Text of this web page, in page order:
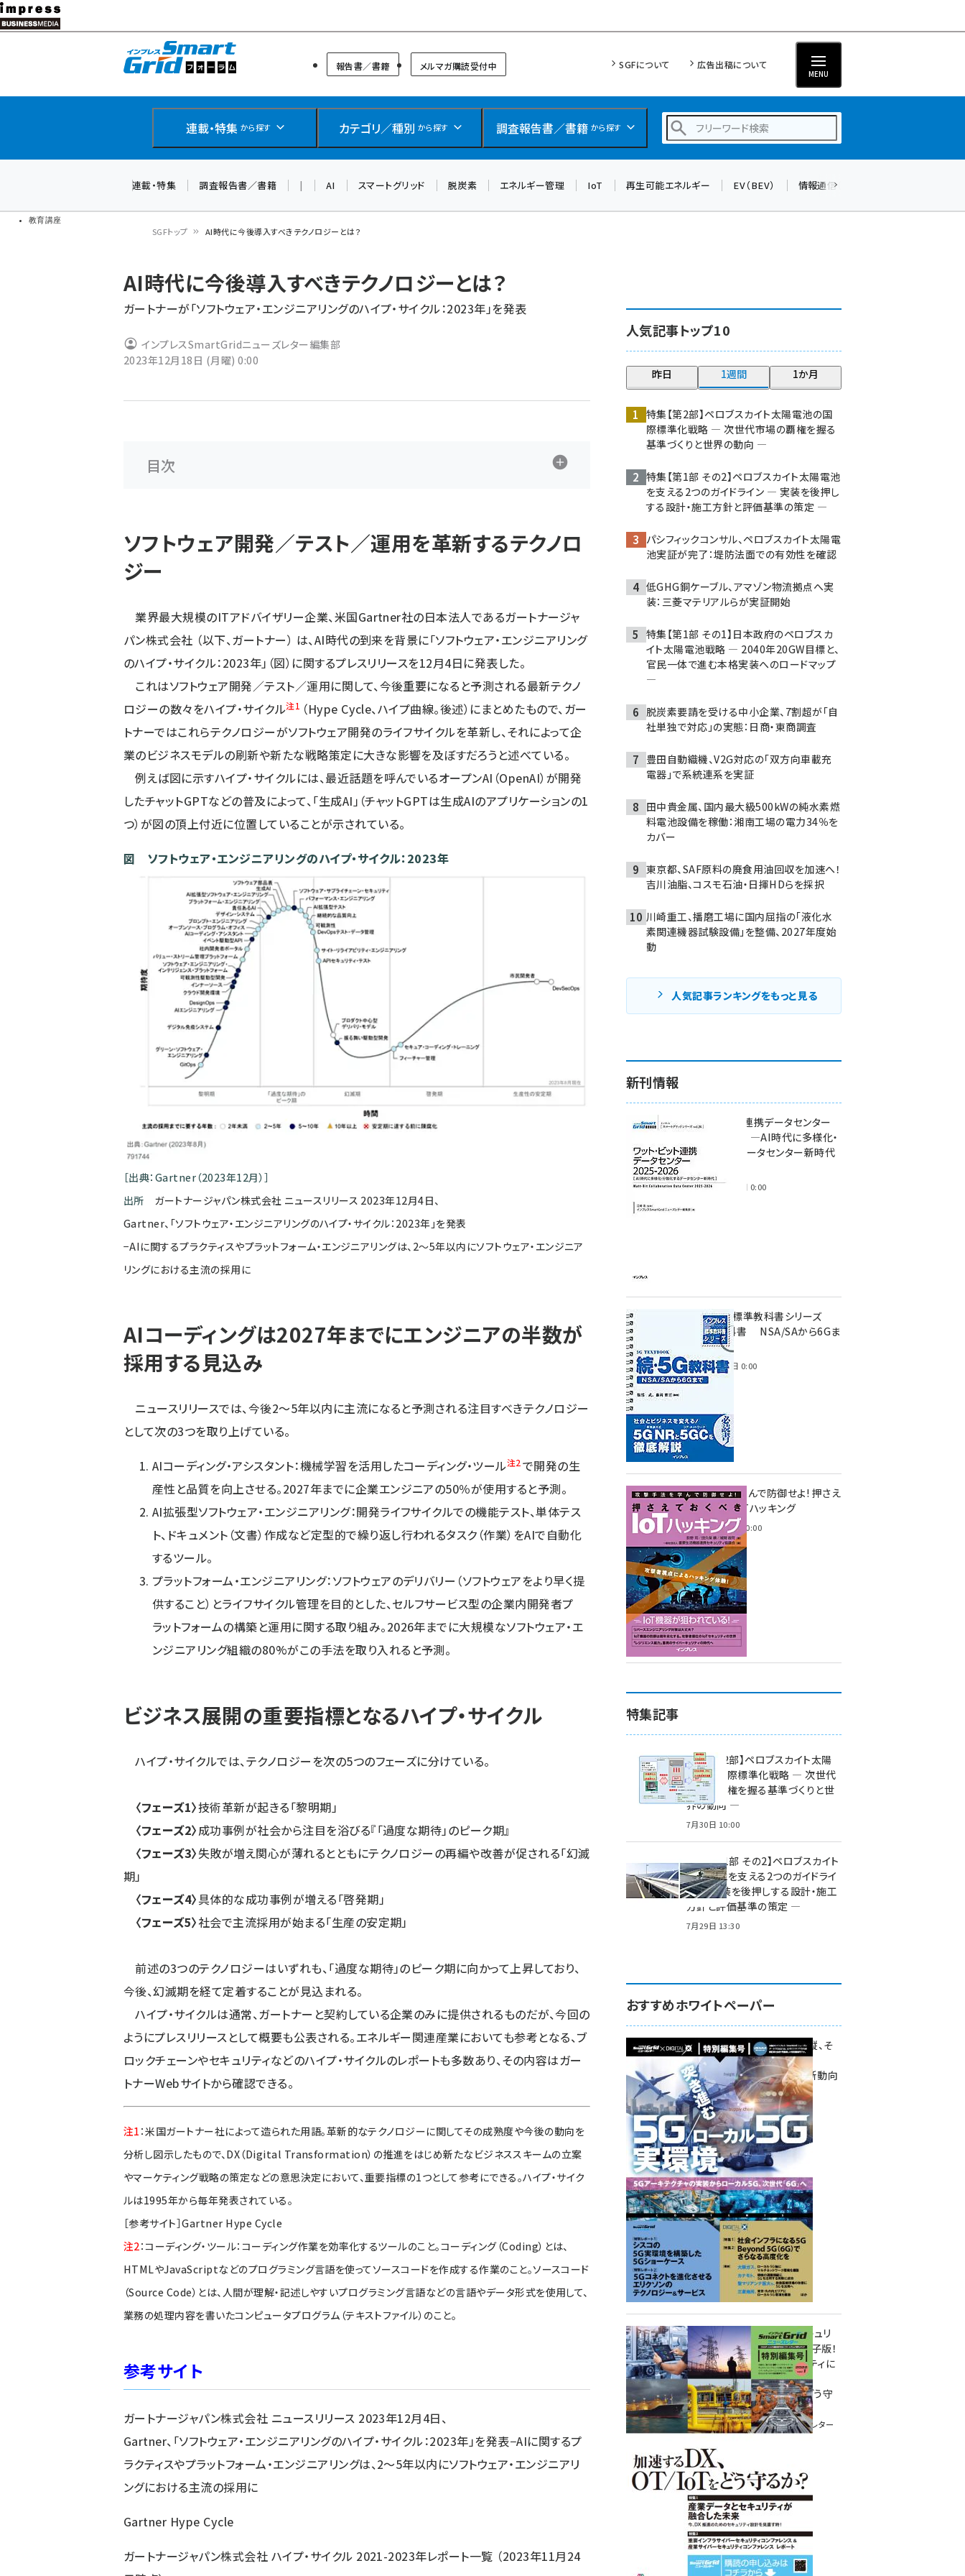
メ
イ
教育講座
スマートグリッドフォーラム
報告書／書籍 メルマガ購読受付中 SGFについて 広告出稿について
MENU
連載・特集 から探す カテゴリ／種別 から探す 調査報告書／書籍 から探す
ngn (275)
大串 (216)
aitras (180)
タンデム (145)
連載・特集 調査報告書／書籍 | AI スマートグリッド 脱炭素 エネルギー管理 IoT 再生可能エネルギー EV（BEV） 情報通信（ICT）
ン
く
ず
SGFトップ AI時代に今後導入すべきテクノロジーとは？
AI時代に今後導入すべきテクノロジーとは？
ガートナーが「ソフトウェア・エンジニアリングのハイプ・サイクル：2023年」を発表
インプレスSmartGridニューズレター編集部
2023年12月18日 (月曜) 0:00
目次
ソフトウェア開発／テスト／運用を革新するテクノロ
ジー
業界最大規模のITアドバイザリー企業、米国Gartner社の日本法人であるガートナージャ
パン株式会社 （以下、ガートナー） は、AI時代の到来を背景に「ソフトウェア・エンジニアリング
のハイプ・サイクル：2023年」（図）に関するプレスリリースを12月4日に発表した。
これはソフトウェア開発／テスト／運用に関して、今後重要になると予測される最新テクノ
ロジーの数々をハイプ・サイクル注1 （Hype Cycle、ハイプ曲線。後述）にまとめたもので、ガー
トナーではこれらテクノロジーがソフトウェア開発のライフサイクルを革新し、それによって企
業のビジネスモデルの刷新や新たな戦略策定に大きな影響を及ぼすだろうと述べている。
例えば図に示すハイプ・サイクルには、最近話題を呼んでいるオープンAI（OpenAI）が開発
したチャットGPTなどの普及によって、「生成AI」（チャットGPTは生成AIのアプリケーションの1
つ）が図の頂上付近に位置していることが示されている。
図 ソフトウェア・エンジニアリングのハイプ・サイクル：2023年
［出典：Gartner（2023年12月）］
出所 ガートナージャパン株式会社 ニュースリリース 2023年12月4日、
Gartner、「ソフトウェア・エンジニアリングのハイプ・サイクル：2023年」を発表
−AIに関するプラクティスやプラットフォーム・エンジニアリングは、2〜5年以内にソフトウェア・エンジニア
リングにおける主流の採用に
AIコーディングは2027年までにエンジニアの半数が
採用する見込み
ニュースリリースでは、今後2〜5年以内に主流になると予測される注目すべきテクノロジー
として次の3つを取り上げている。
AIコーディング・アシスタント：機械学習を活用したコーディング・ツール注2 で開発の生
産性と品質を向上させる。2027年までに企業エンジニアの50％が使用すると予測。
AI拡張型ソフトウェア・エンジニアリング：開発ライフサイクルでの機能テスト、単体テス
ト、ドキュメント（文書）作成など定型的で繰り返し行われるタスク（作業）をAIで自動化
するツール。
プラットフォーム・エンジニアリング：ソフトウェアのデリバリー（ソフトウェアをより早く提
供すること）とライフサイクル管理を目的とした、セルフサービス型の企業内開発者プ
ラットフォームの構築と運用に関する取り組み。2026年までに大規模なソフトウェア・エ
ンジニアリング組織の80%がこの手法を取り入れると予測。
ビジネス展開の重要指標となるハイプ・サイクル
ハイプ・サイクルでは、テクノロジーを次の5つのフェーズに分けている。
〈フェーズ1〉技術革新が起きる「黎明期」
〈フェーズ2〉成功事例が社会から注目を浴びる『「過度な期待」のピーク期』
〈フェーズ3〉失敗が増え関心が薄れるとともにテクノロジーの再編や改善が促される「幻滅
期」
〈フェーズ4〉具体的な成功事例が増える「啓発期」
〈フェーズ5〉社会で主流採用が始まる「生産の安定期」
前述の3つのテクノロジーはいずれも、「過度な期待」のピーク期に向かって上昇しており、
今後、幻滅期を経て定着することが見込まれる。
ハイプ・サイクルは通常、ガートナーと契約している企業のみに提供されるものだが、今回の
ようにプレスリリースとして概要も公表される。エネルギー関連産業においても参考となる、ブ
ロックチェーンやセキュリティなどのハイプ・サイクルのレポートも多数あり、その内容はガー
トナーWebサイトから確認できる。
注1 ：米国ガートナー社によって造られた用語。革新的なテクノロジーに関してその成熟度や今後の動向を
分析し図示したもので、DX（Digital Transformation）の推進をはじめ新たなビジネススキームの立案
やマーケティング戦略の策定などの意思決定において、重要指標の1つとして参考にできる。ハイプ・サイク
ルは1995年から毎年発表されている。
［参考サイト］Gartner Hype Cycle
注2：コーディング・ツール：コーディング作業を効率化するツールのこと。コーディング（Coding）とは、
HTMLやJavaScriptなどのプログラミング言語を使ってソースコードを作成する作業のこと。ソースコード
（Source Code）とは、人間が理解・記述しやすいプログラミング言語などの言語やデータ形式を使用して、
業務の処理内容を書いたコンピュータプログラム（テキストファイル）のこと。
参考サイト
ガートナージャパン株式会社 ニュースリリース 2023年12月4日、
Gartner、「ソフトウェア・エンジニアリングのハイプ・サイクル：2023年」を発表−AIに関するプ
ラクティスやプラットフォーム・エンジニアリングは、2〜5年以内にソフトウェア・エンジニアリ
ングにおける主流の採用に
Gartner Hype Cycle
ガートナージャパン株式会社 ハイプ・サイクル 2021-2023年レポート一覧 （2023年11月24
人気記事トップ10
昨日 1週間 1か月
特集【第2部】ペロブスカイト太陽電池の国
際標準化戦略 ― 次世代市場の覇権を握る
基準づくりと世界の動向 ―
特集【第1部 その2】ペロブスカイト太陽電池
を支える2つのガイドライン ― 実装を後押し
する設計・施工方針と評価基準の策定 ―
パシフィックコンサル、ペロブスカイト太陽電
池実証が完了：堤防法面での有効性を確認
低GHG銅ケーブル、アマゾン物流拠点へ実
装：三菱マテリアルらが実証開始
特集【第1部 その1】日本政府のペロブスカ
イト太陽電池戦略 ― 2040年20GW目標と、
官民一体で進む本格実装へのロードマップ
―
脱炭素要請を受ける中小企業、7割超が「自
社単独で対応」の実態：日商・東商調査
豊田自動織機、V2G対応の「双方向車載充
電器」で系統連系を実証
田中貴金属、国内最大級500kWの純水素燃
料電池設備を稼働：湘南工場の電力34％を
カバー
東京都、SAF原料の廃食用油回収を加速へ！
吉川油脂、コスモ石油・日揮HDらを採択
川崎重工、播磨工場に国内屈指の「液化水
素関連機器試験設備」を整備、2027年度始
動
人気記事ランキングをもっと見る
新刊情報
ワット・ビット連携データセンター
2025-2026 ―AI時代に多様化・
分散化するデータセンター新時代
2025年11月28日 0:00
インプレス標準教科書シリーズ
続・5G教科書 NSA/SAから6Gま
2023年4月3日 0:00
攻撃手法を学んで防御せよ! 押さえ
ておくべきIoTハッキング
2022年6月14日 0:00
特集記事
特集【第2部】ペロブスカイト太陽
電池の国際標準化戦略 ― 次世代
市場の覇権を握る基準づくりと世
界の動向 ―
7月30日 10:00
特集【第1部 その2】ペロブスカイト
太陽電池を支える2つのガイドライ
ン ― 実装を後押しする設計・施工
方針と評価基準の策定 ―
7月29日 13:30
おすすめホワイトペーパー
環境対策、建機の遠隔操縦、そ
して医療。
次世代通信規格「5G」最新動向
をこの1冊で学ぶ
SmartGrid ニューズレター ×
DIGITAL X 特別編集号 2022
Summer
重要インフラサイバーセキュリ
ティコンファレンス特別電子版！
― 産業サイバーセキュリティに
関わる全ての方へ！ ―
加速するDX、OT/IoTをどう守
るか？
インプレス SmartGridニューズレター